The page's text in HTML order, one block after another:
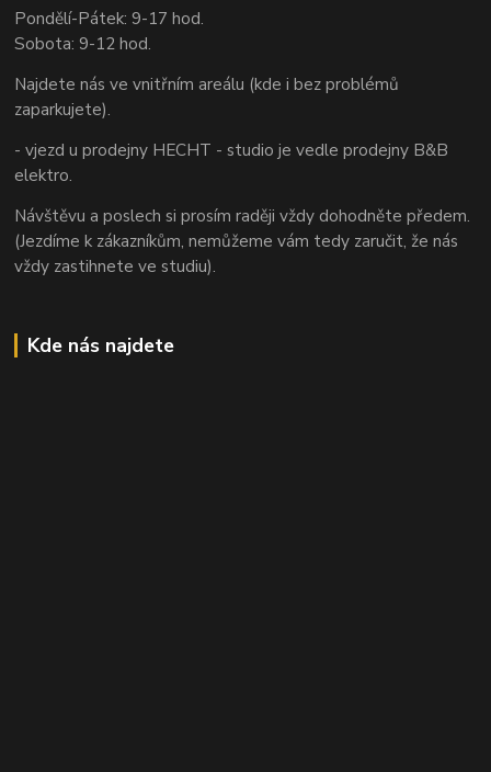
Pondělí-Pátek: 9-17 hod.
Sobota: 9-12 hod.
Najdete nás ve vnitřním areálu (kde i bez problémů
zaparkujete).
- vjezd u prodejny HECHT - studio je vedle prodejny B&B
elektro.
Návštěvu a poslech si prosím raději vždy dohodněte předem.
(Jezdíme k zákazníkům, nemůžeme vám tedy zaručit, že nás
vždy zastihnete ve studiu).
Kde nás najdete